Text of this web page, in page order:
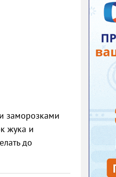
заморозками
жука и
до